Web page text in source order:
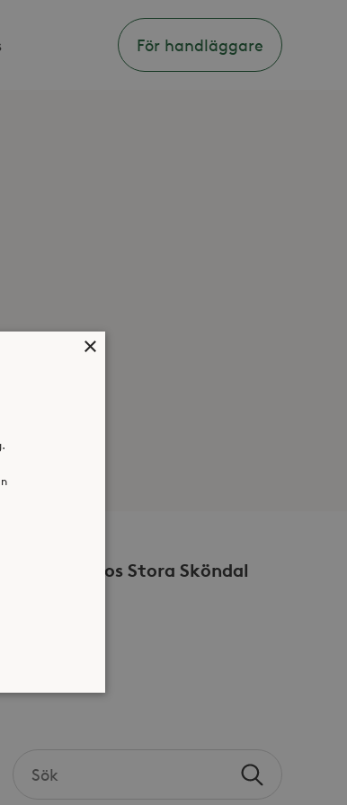
För handläggare
Volontär hos Stora Sköndal
Sök
×